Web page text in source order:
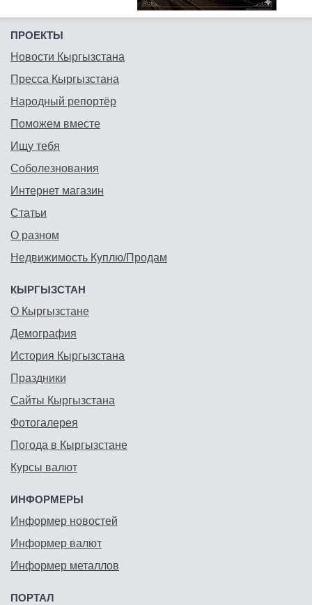
ПРОЕКТЫ
Новости Кыргызстана
Пресса Кыргызстана
Народный репортёр
Поможем вместе
Ищу тебя
Соболезнования
Интернет магазин
Статьи
О разном
Недвижимость Куплю/Продам
КЫРГЫЗСТАН
О Кыргызстане
Демография
История Кыргызстана
Праздники
Сайты Кыргызстана
Фотогалерея
Погода в Кыргызстане
Курсы валют
ИНФОРМЕРЫ
Информер новостей
Информер валют
Информер металлов
ПОРТАЛ